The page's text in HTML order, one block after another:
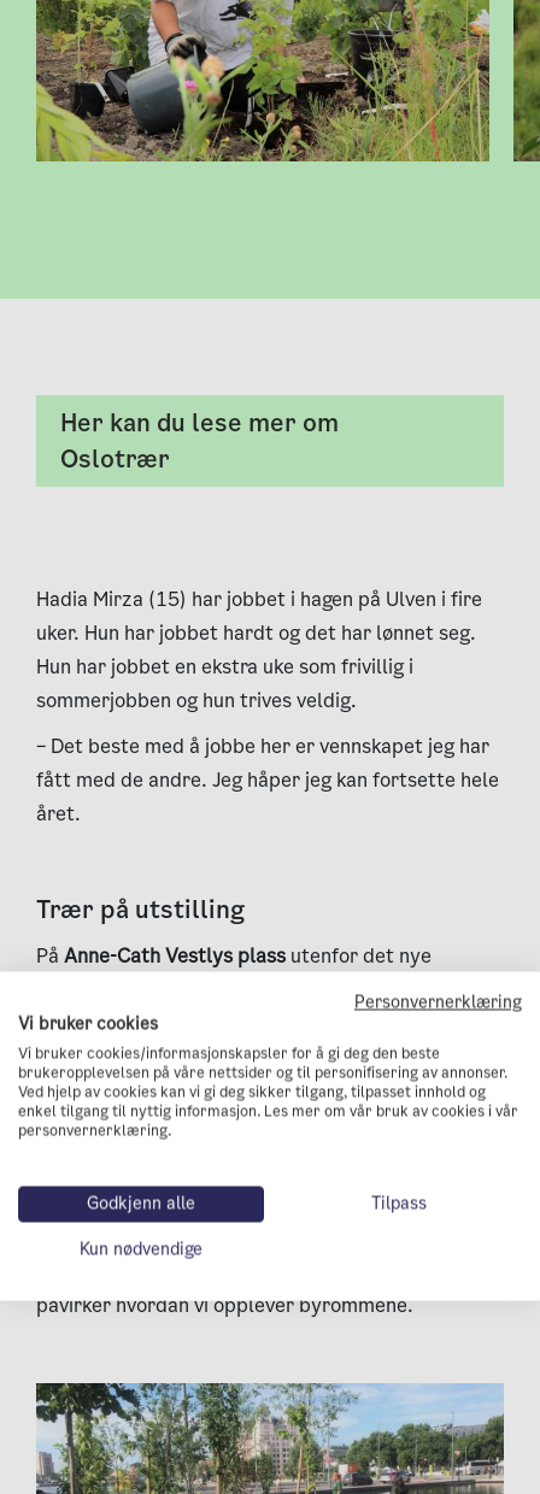
Her kan du lese mer om
Oslotrær
Hadia Mirza (15) har jobbet i hagen på Ulven i fire
uker. Hun har jobbet hardt og det har lønnet seg.
Hun har jobbet en ekstra uke som frivillig i
sommerjobben og hun trives veldig.
– Det beste med å jobbe her er vennskapet jeg har
fått med de andre. Jeg håper jeg kan fortsette hele
året.
Trær på utstilling
På Anne-Cath Vestlys plass utenfor det nye
hovedbiblioteket i sentrum kan du i sommer se en
midlertidig utstilling av unge trær, samlet i to store
grønne “øyer”. Øyene er rammet inn og fylt med 65
trær av 17 ulike arter.I de grønne øyene plantes
det ogsåspiselige vekster som testes ut
Målet med disse treøyene er å vekke
oppmerksomhet om hvor viktige trær er for
påvirker hvordan vi opplever byrommene.
Personvernerklæring
Vi bruker cookies
Vi bruker cookies/informasjonskapsler for å gi deg den beste
brukeropplevelsen på våre nettsider og til personifisering av annonser.
Ved hjelp av cookies kan vi gi deg sikker tilgang, tilpasset innhold og
enkel tilgang til nyttig informasjon. Les mer om vår bruk av cookies i vår
personvernerklæring.
Godkjenn alle
Tilpass
Kun nødvendige